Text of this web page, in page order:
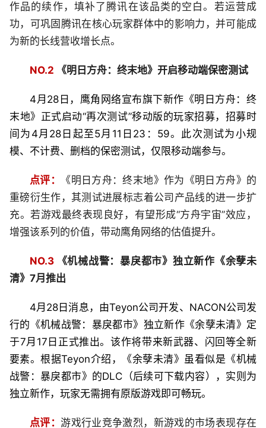
作品的续作，填补了腾讯在该品类的空白。若运营成
功，可巩固腾讯在核心玩家群体中的影响力，并可能成
为新的长线营收增长点。
NO.2 《明日方舟：终末地》开启移动端保密测试
4月28日，鹰角网络宣布旗下新作《明日方舟：终
末地》正式启动“再次测试”移动版的玩家招募，招募时
间为4月28日起至5月11日23：59。此次测试为小规
模、不计费、删档的保密测试，仅限移动端参与。
点评：
《明日方舟：终末地》作为《明日方舟》的
重磅衍生作，其测试进展标志着公司产品线的进一步扩
充。若游戏最终表现良好，有望形成“方舟宇宙”效应，
增强该系列的价值，带动鹰角网络的估值提升。
NO.3 《机械战警：暴戾都市》独立新作《余孽未
清》7月推出
4月28日消息，由Teyon公司开发、NACON公司发
行的《机械战警：暴戾都市》独立新作《余孽未清》定
于7月17日正式推出。该作将带来新武器、闪回等全新
要素。根据Teyon介绍，《余孽未清》虽看似是《机械
战警：暴戾都市》的DLC（后续可下载内容），实则为
独立新作，玩家无需拥有原版游戏即可畅玩。
点评： 游戏行业竞争激烈，新游戏的市场表现存在